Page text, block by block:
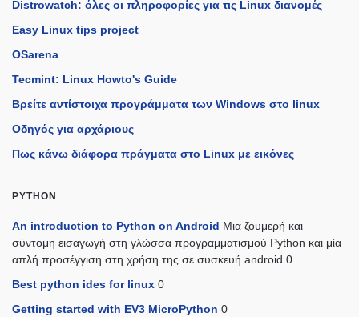
Distrowatch: όλες οι πληροφορίες για τις Linux διανομές
Easy Linux tips project
OSarena
Tecmint: Linux Howto's Guide
Βρείτε αντίστοιχα προγράμματα των Windows στο linux
Οδηγός για αρχάριους
Πως κάνω διάφορα πράγματα στο Linux με εικόνες
PYTHON
An introduction to Python on Android Μια ζουμερή και
σύντομη εισαγωγή στη γλώσσα προγραμματισμού Python και μία
απλή προσέγγιση στη χρήση της σε συσκευή android 0
Best python ides for linux 0
Getting started with EV3 MicroPython 0